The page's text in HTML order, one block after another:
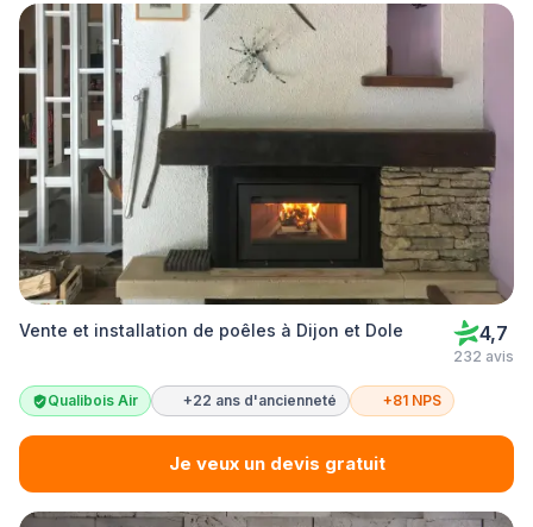
Vente et installation de poêles à Dijon et Dole 4,7
232 avis
Qualibois Air +22 ans d'ancienneté +81 NPS
Je veux un devis gratuit